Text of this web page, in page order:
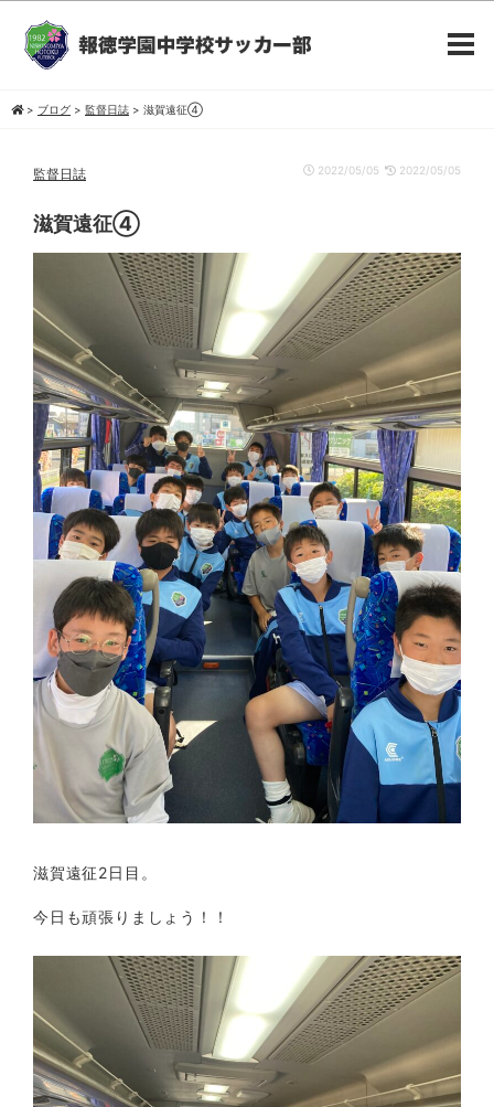
> ブログ > 監督日誌 > 滋賀遠征④
監督日誌 2022/05/05 2022/05/05
滋賀遠征④
滋賀遠征2日目。
今日も頑張りましょう！！